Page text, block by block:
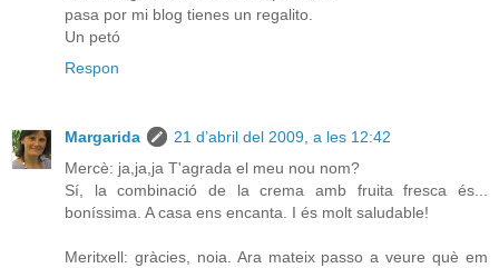
pasa por mi blog tienes un regalito.
Un petó
Respon
Margarida
21 d’abril del 2009, a les 12:42
Mercè: ja,ja,ja T'agrada el meu nou nom?
Sí, la combinació de la crema amb fruita fresca és...
boníssima. A casa ens encanta. I és molt saludable!
Meritxell: gràcies, noia. Ara mateix passo a veure què em